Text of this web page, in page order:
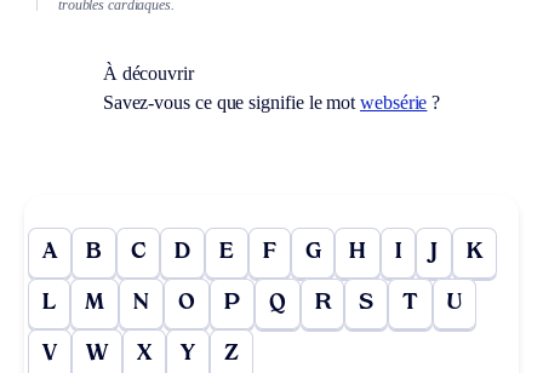
troubles cardiaques.
À découvrir
Savez-vous ce que signifie le motwebsérie ?
A B C D E F G H I J K
L M N O P Q R S T U
V W X Y Z